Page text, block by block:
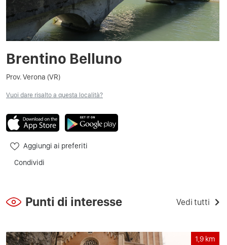
Brentino Belluno
Prov. Verona (VR)
Vuoi dare risalto a questa località?
Aggiungi ai preferiti
Condividi
Punti di interesse Vedi tutti
1,9 km